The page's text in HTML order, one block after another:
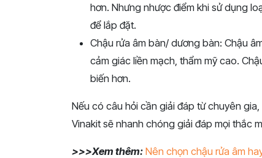
hơn. Nhưng nhược điểm khi sử dụng
để lắp đặt.
Chậu rửa âm bàn/ dương bàn: Chậu
cảm giác liền mạch, thẩm mỹ cao.
biến hơn.
Nếu có câu hỏi cần giải đáp từ chuyên
Vinakit sẽ nhanh chóng giải đáp mọi thắc
>>>Xem thêm: Nên chọn chậu rửa âm